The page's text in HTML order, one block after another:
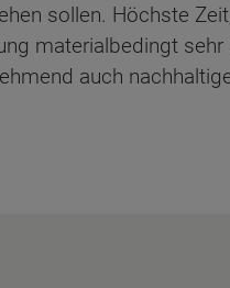
sollen. Höchste
materialbedingt
auch